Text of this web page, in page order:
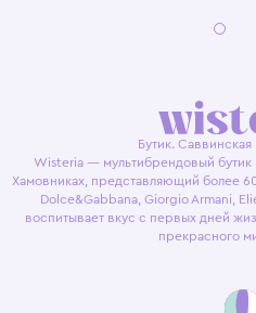
Бутик.
Wisteria — мультибрендовый
Хамовниках, представляющий более
Dolce&Gabbana, Giorgio Armani,
воспитывает вкус с первых дней
прекрасного